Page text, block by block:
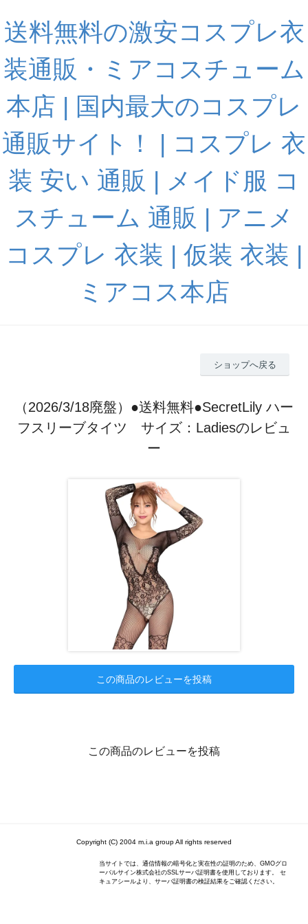
送料無料の激安コスプレ衣
装通販・ミアコスチューム
本店 | 国内最大のコスプレ
通販サイト！ | コスプレ 衣
装 安い 通販 | メイド服 コ
スチューム 通販 | アニメ
コスプレ 衣装 | 仮装 衣装 |
ミアコス本店
ショップへ戻る
（2026/3/18廃盤）●送料無料●SecretLily ハー
フスリーブタイツ サイズ：Ladiesのレビュ
ー
この商品のレビューを投稿
この商品のレビューを投稿
Copyright (C) 2004 m.i.a group All rights reserved
当サイトでは、通信情報の暗号化と実在性の証明のため、GMOグロ
ーバルサイン株式会社のSSLサーバ証明書を使用しております。 セ
キュアシールより、サーバ証明書の検証結果をご確認ください。